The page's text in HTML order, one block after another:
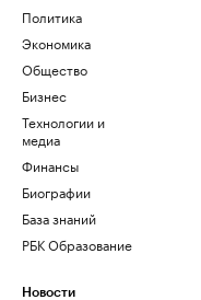
Политика
Экономика
Общество
Бизнес
Технологии и
медиа
Финансы
Биографии
База знаний
РБК Образование
Новости